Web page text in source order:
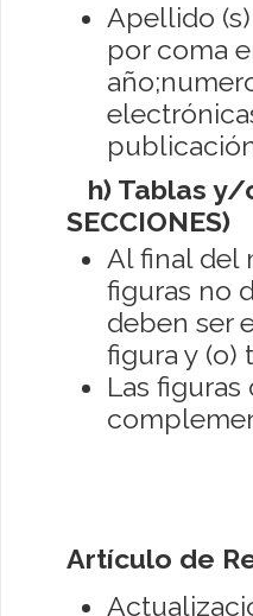
Apellido
por coma
h) Tablas y/
SECCIONES)
Al final del
figuras no
deben ser
figura y (o)
Las
Artículo de